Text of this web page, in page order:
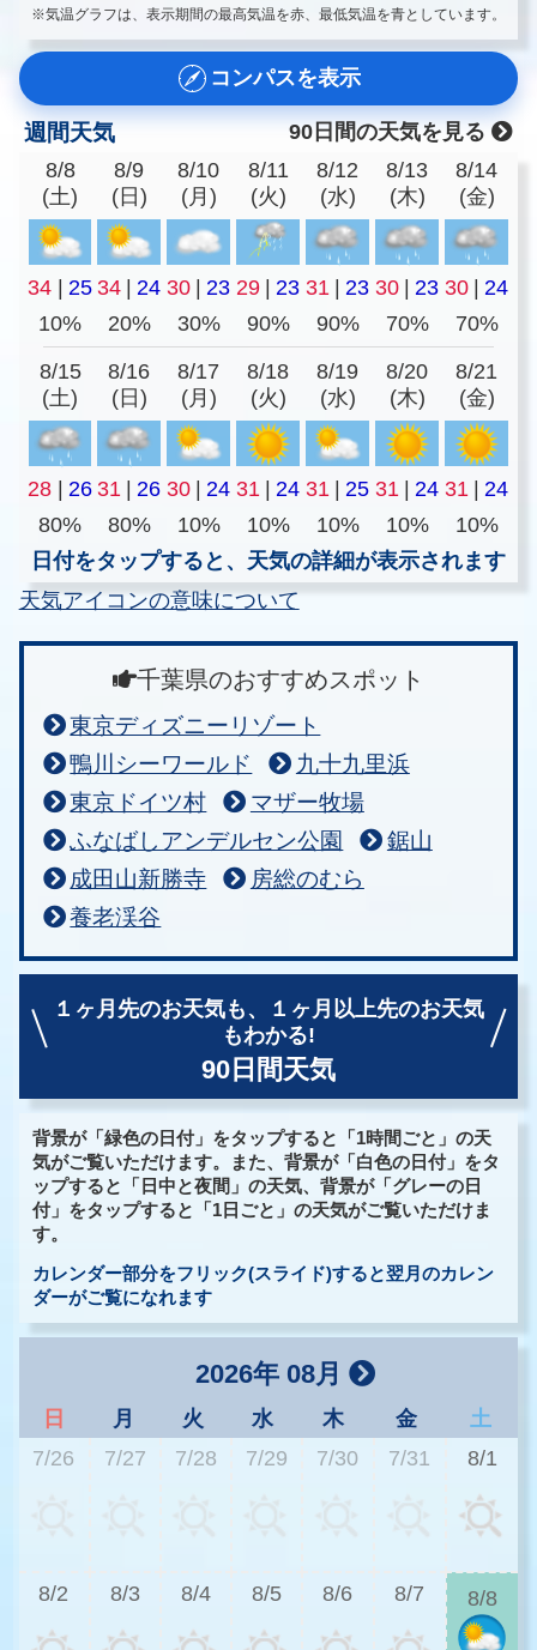
※気温グラフは、表示期間の最高気温を赤、最低気温を青としています。
コンパスを表示
週間天気
90日間の天気を見る
8/8
(土)
8/9
(日)
8/10
(月)
8/11
(火)
8/12
(水)
8/13
(木)
8/14
(金)
34 | 25 34 | 24 30 | 23 29 | 23 31 | 23 30 | 23 30 | 24
10%
20% 30% 90% 90% 70% 70%
8/15
(土)
8/16
(日)
8/17
(月)
8/18
(火)
8/19
(水)
8/20
(木)
8/21
(金)
28 | 26 31 | 26 30 | 24 31 | 24 31 | 25 31 | 24 31 | 24
80%
80% 10% 10% 10% 10%
10%
日付をタップすると、天気の詳細が表示されます
天気アイコンの意味について
千葉県のおすすめスポット
東京ディズニーリゾート
鴨川シーワールド
九十九里浜
東京ドイツ村
マザー牧場
ふなばしアンデルセン公園
鋸山
成田山新勝寺
房総のむら
養老渓谷
１ヶ月先のお天気も、
１ヶ月以上先のお天気
もわかる!
90日間天気
背景が「緑色の日付」をタップすると「1時間ごと」の天
気がご覧いただけます。また、背景が「白色の日付」をタ
ップすると「日中と夜間」の天気、背景が「グレーの日
付」をタップすると「1日ごと」の天気がご覧いただけま
す。
カレンダー部分をフリック(スライド)すると翌月のカレン
ダーがご覧になれます
2026年 08月
日 月 火 水 木 金
土
7/26
7/27 7/28 7/29 7/30 7/31 8/1
8/2 8/3 8/4 8/5 8/6 8/7 8/8